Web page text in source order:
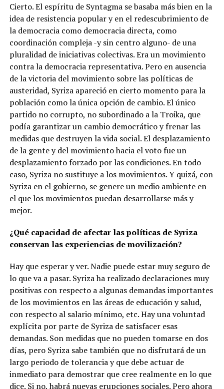
Cierto. El espíritu de Syntagma se basaba más bien en la
idea de resistencia popular y en el redescubrimiento de
la democracia como democracia directa, como
coordinación compleja -y sin centro alguno- de una
pluralidad de iniciativas colectivas. Era un movimiento
contra la democracia representativa. Peroen ausencia
de la victoria del movimiento sobre las políticas de
austeridad, Syriza apareció en cierto momento para la
población como la única opción de cambio. El único
partido no corrupto, no subordinado a la Troika, que
podía garantizar un cambio democrático y frenar las
medidas que destruyen la vida social. El desplazamiento
de la gente y del movimiento hacia el voto fue un
desplazamiento forzado por las condiciones. En todo
caso, Syriza no sustituye a los movimientos. Y quizá, con
Syriza en el gobierno, se genere un medio ambiente en
el que los movimientos puedan desarrollarse más y
mejor.
¿Qué capacidad de afectar las políticas de Syriza
conservan las experiencias de movilización?
Hay que esperar y ver. Nadie puede estar muy seguro de
lo que va a pasar. Syriza ha realizado declaraciones muy
positivas con respecto a algunas demandas importantes
de los movimientos en las áreas de educación y salud,
con respecto al salario mínimo, etc. Hay una voluntad
explícita por parte de Syriza de satisfacer esas
demandas. Son medidas que no pueden tomarse en dos
días, pero Syriza sabe también que no disfrutará de un
largo periodo de tolerancia y que debe actuar de
inmediato para demostrar que cree realmente en lo que
dice. Si no, habrá nuevas erupciones sociales. Pero ahora